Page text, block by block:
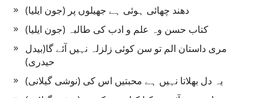
دھند چھائی ہوئی ہے جھیلوں پر (جون ایلیا)
کتاب حسن وہ علم و ادب کی طالبہ (جون ایلیا)
مری داستان الم تو سن کوئی زلزلہ نہیں آئے گا(بیدل
حیدری)
یہ دل بھلاتا نہیں ہے محبتیں اس کی (نوشی گیلانی)